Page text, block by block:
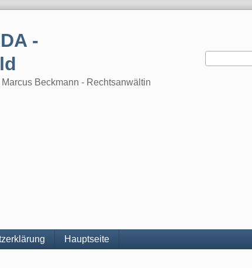
-
Beckmann - Rechtsanwältin
Hauptseite